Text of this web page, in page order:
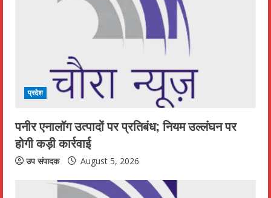
g
प्रदेश
पनीर एनालॉग उत्पादों पर प्रतिबंध; नियम उल्लंघन पर
होगी कड़ी कार्रवाई
उप संपादक August 5, 2026